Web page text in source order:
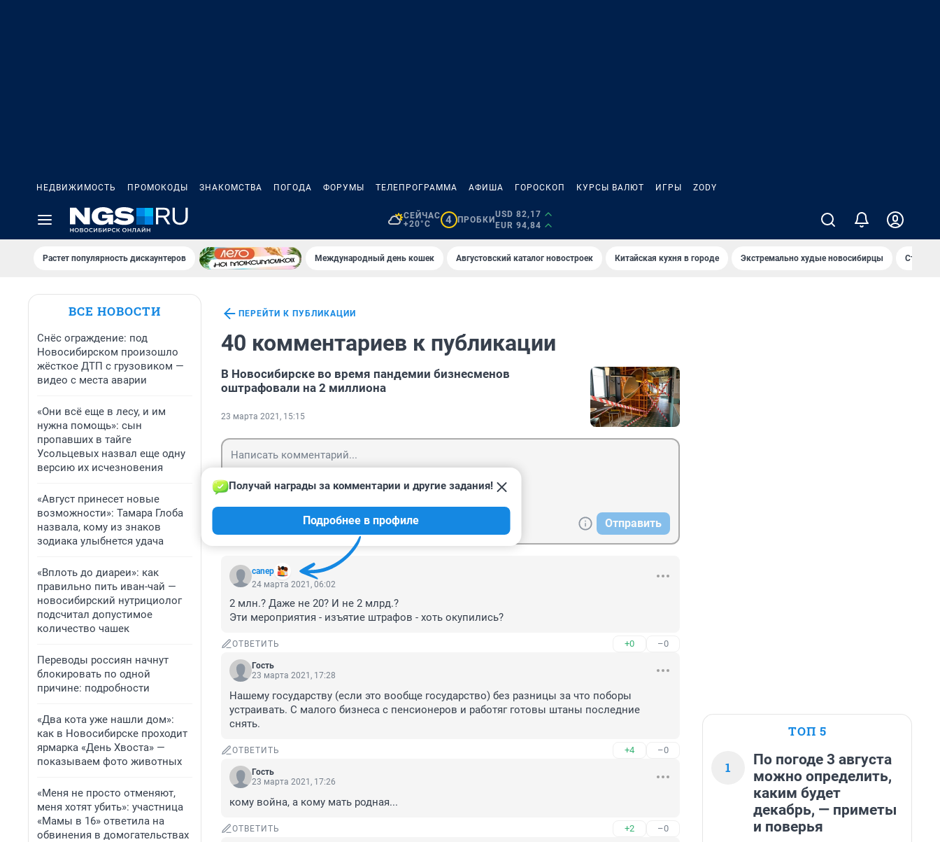
НЕДВИЖИМОСТЬ ПРОМОКОДЫ ЗНАКОМСТВА ПОГОДА ФОРУМЫ ТЕЛЕПРОГРАММА АФИША ГОРОСКОП КУРСЫ ВАЛЮТ ИГРЫ ZODY
СЕЙЧАС
+20°C
4 ПРОБКИ
USD 82,17
EUR 94,84
Растет популярность дискаунтеров Международный день кошек Августовский каталог новостроек Китайская кухня в городе Экстремально худые новосибирцы Старт
ВСЕ НОВОСТИ
Снёс ограждение: под
Новосибирском произошло
жёсткое ДТП с грузовиком —
видео с места аварии
«Они всё еще в лесу, и им
нужна помощь»: сын
пропавших в тайге
Усольцевых назвал еще одну
версию их исчезновения
«Август принесет новые
возможности»: Тамара Глоба
назвала, кому из знаков
зодиака улыбнется удача
«Вплоть до диареи»: как
правильно пить иван-чай —
новосибирский нутрициолог
подсчитал допустимое
количество чашек
Переводы россиян начнут
блокировать по одной
причине: подробности
«Два кота уже нашли дом»:
как в Новосибирске проходит
ярмарка «День Хвоста» —
показываем фото животных
«Меня не просто отменяют,
меня хотят убить»: участница
«Мамы в 16» ответила на
обвинения в домогательствах
ПЕРЕЙТИ К ПУБЛИКАЦИИ
40 комментариев к публикации
В Новосибирске во время пандемии бизнесменов
оштрафовали на 2 миллиона
23 марта 2021, 15:15
Отправить
canep
Получай награды за комментарии и другие задания!
Подробнее в профиле
24 марта 2021, 06:02
2 млн.? Даже не 20? И не 2 млрд.?
Эти мероприятия - изъятие штрафов - хоть окупились?
ОТВЕТИТЬ +0 –0
Гость
23 марта 2021, 17:28
Нашему государству (если это вообще государство) без разницы за что поборы
устраивать. С малого бизнеса с пенсионеров и работяг готовы штаны последние
снять.
ОТВЕТИТЬ +4 –0
Гость
23 марта 2021, 17:26
кому война, а кому мать родная...
ОТВЕТИТЬ +2 –0
ТОП 5
1
По погоде 3 августа
можно определить,
каким будет
декабрь, — приметы
и поверья